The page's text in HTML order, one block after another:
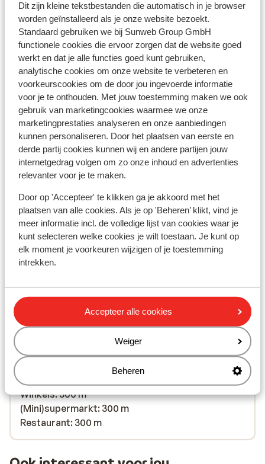
Dit zijn kleine tekstbestanden die automatisch in je browser
worden geïnstalleerd als je onze website bezoekt.
Standaard gebruiken we bij Sunweb Group GmbH
functionele cookies die ervoor zorgen dat de website goed
werkt en dat je alle functies goed kunt gebruiken,
analytische cookies om onze website te verbeteren en
voorkeurscookies om de door jou ingevoerde informatie
voor je te onthouden. Met jouw toestemming maken we ook
gebruik van marketingcookies waarmee we onze
marketingprestaties analyseren en onze aanbiedingen
kunnen personaliseren. Door het plaatsen van eerste en
derde partij cookies kunnen wij en andere partijen jouw
internetgedrag volgen om zo onze inhoud en advertenties
relevanter voor je te maken.
Door op 'Accepteer' te klikken ga je akkoord met het
plaatsen van alle cookies. Als je op 'Beheren’ klikt, vind je
meer informatie incl. de volledige lijst van cookies waar je
kunt selecteren welke cookies je wilt toestaan. Je kunt op
elk moment je voorkeuren wijzigen of je toestemming
intrekken.
Accepteer alle cookies
Weiger
Beheren
Verzorging
Vlucht informatie
Duurzaam gecertificeerd
Wat gasten vinden
Helaas zijn er momenteel nog geen ervaringen
voor deze accommodatie.
Ligging
Bekijk op kaart
Strand: 2000 m
Luchthaven: 89 km
Pinautomaat: 150 m
Winkels: 300 m
(Mini)supermarkt: 300 m
Restaurant: 300 m